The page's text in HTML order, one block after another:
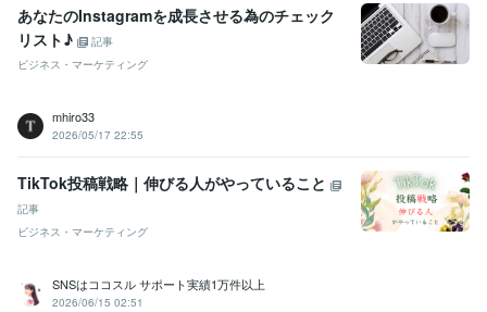
あなたのInstagramを成長させる為のチェック
リスト♪
記事
ビジネス・マーケティング
mhiro33
2026/05/17 22:55
TikTok投稿戦略｜伸びる人がやっていること
記事
ビジネス・マーケティング
SNSはココスル サポート実績1万件以上
2026/06/15 02:51